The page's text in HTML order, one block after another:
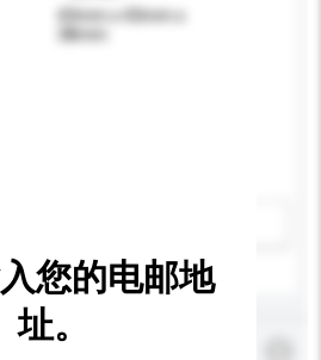
43mm x 43mm x
您的电邮地
址。